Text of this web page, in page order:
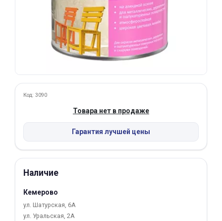
Код: 3090
Товара нет в продаже
Гарантия лучшей цены
Наличие
Кемерово
ул. Шатурская, 6А
ул. Уральская, 2А
в корзину
Оплачивайте сегодня только
% картой любого банка
Получайте товар
выбранный способом
Оставшиеся
списыватьсяс вашей карты
по25%каждые 2 недели
Подробнее
об оплате Плайтом